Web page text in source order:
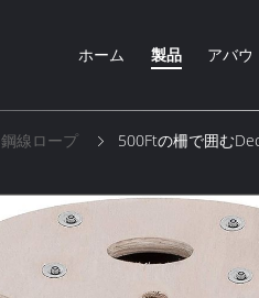
ホーム 製品 アバウ
鋼線ロープ 500Ftの柵で囲む